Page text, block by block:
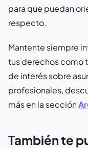
para que puedan
respecto.
Mantente siempre
tus derechos como
de interés sobre
profesionales,
más en la sección
También te